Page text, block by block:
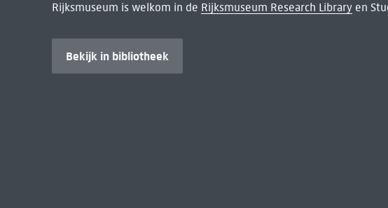
Rijksmuseum is welkom in de Rijksmuseum Research Libraryen
Bekijk in bibliotheek